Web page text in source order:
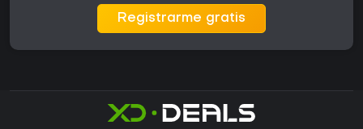
Registrarme gratis